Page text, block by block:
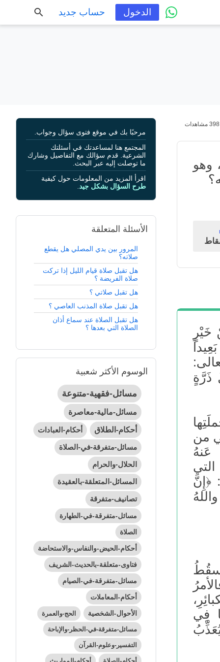
الدخول حساب جديد
398 مشاهدات
وهو
ذَرَّةٍ
من
عَنهُ
﴿إِنَّ
فِي
مرحبًا بك في موقع فتوى سؤال وجواب.
المجتمع هنا لمساعدتك في أسئلتك
الشرعية. قدم سؤالك مع التفاصيل وشارك
ما توصلت إليه عبر البحث.
اقرأ المزيد من المعلومات حول كيفية
طرح السؤال بشكل جيد
الأسئلة المتعلقة
المرور بين يدي المصلي هل يقطع
صلاته؟
هل تقبل صلاة قيام الليل إذا تركت
صلاة الفريضة ؟
هل تقبل صلاتي ؟
هل تقبل صلاة المذنب العاصي ؟
هل تقبل الصلاة عند سماع أذان
الصلاة التي بعدها ؟
الوسوم الأكثر شعبية
مسائل-فقهية-متنوعة
مسائل-مالية-معاصرة
أحكام-الطلاق أحكام-العبادات
مسائل-متفرقة-في-الصلاة
الحلال-والحرام
المسائل-المتعلقة-بالعقيدة
تصانيف-متفرقة
مسائل-متفرقة-في-الطهارة
الصلاة
أحكام-الحيض-والنفاس-والاستحاضة
فتاوى-متعلقة-بالحديث-الشريف
مسائل-متفرقة-في-الصيام
أحكام-المعاملات
الأحوال-الشخصية الحج-والعمرة
مسائل-متفرقة-في-الحظر-والإباحة
التفسير-وعلوم-القرآن